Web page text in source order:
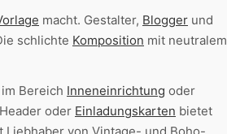
macht. Gestalter, Blogger und
schlichte Komposition mit neutralem
Bereich Inneneinrichtung oder
oder Einladungskarten bietet